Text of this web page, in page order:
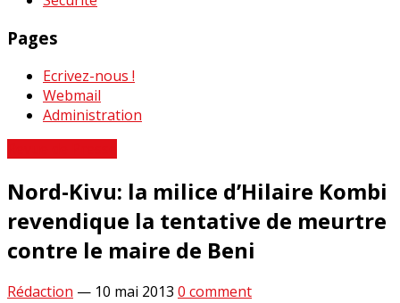
Pages
Ecrivez-nous !
Webmail
Administration
Nord-Kivu: la milice d’Hilaire Kombi
revendique la tentative de meurtre
contre le maire de Beni
Rédaction — 10 mai 2013 0 comment